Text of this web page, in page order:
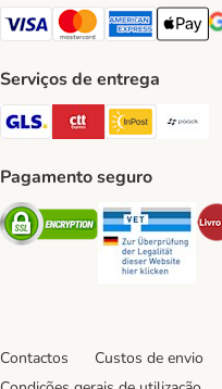
Visa Payment Method
Mastercard Payment
AmericanApple
Serviços de entrega
GLS Shipping Method
CTTExpressInPost
Pagamento seguro
Security
Contactos Custos de envio